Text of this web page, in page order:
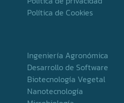
Política de Cookies
Ingeniería Agronómica
Desarrollo de Software
Biotecnología Vegetal
Nanotecnología